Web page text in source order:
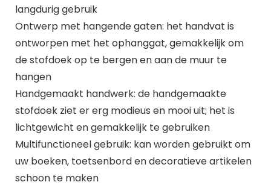
langdurig gebruik
Ontwerp met hangende gaten: het handvat is
ontworpen met het ophanggat, gemakkelijk om
de stofdoek op te bergen en aan de muur te
hangen
Handgemaakt handwerk: de handgemaakte
stofdoek ziet er erg modieus en mooi uit; het is
lichtgewicht en gemakkelijk te gebruiken
Multifunctioneel gebruik: kan worden gebruikt om
uw boeken, toetsenbord en decoratieve artikelen
schoon te maken